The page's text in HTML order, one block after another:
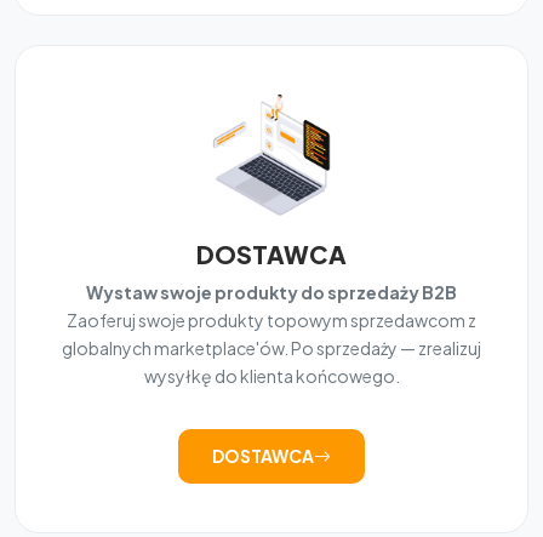
DOSTAWCA
Wystaw swoje produkty do sprzedaży B2B
Zaoferuj swoje produkty topowym sprzedawcom z
globalnych marketplace'ów. Po sprzedaży — zrealizuj
wysyłkę do klienta końcowego.
DOSTAWCA